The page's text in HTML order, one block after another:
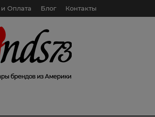
и Оплата Блог Контакты